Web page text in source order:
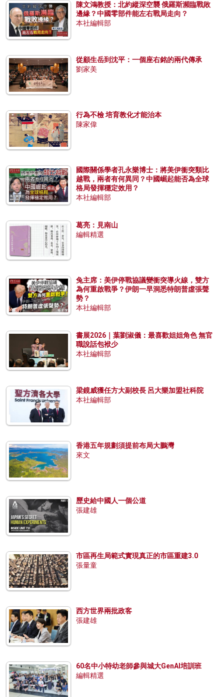
陳文鴻教授：北約縱深空襲 俄羅斯瀕臨戰敗
邊緣？中國零部件能左右戰局走向？
本社編輯部
從顧生岳到沈平：一個座右銘的兩代傳承
劉家美
行為不檢 培育教化才能治本
陳家偉
國際關係學者孔永樂博士：將美伊衝突類比
越戰，兩者有何異同？中國崛起能否為全球
格局發揮穩定效用？
本社編輯部
葛亮：見南山
編輯精選
兔主席：美伊停戰協議變衝突導火線，雙方
為何重啟戰爭？伊朗一早洞悉特朗普虛張聲
勢？
本社編輯部
書展2026｜葉劉淑儀：最喜歡姐姐角色 無官
職說話包袱少
本社編輯部
梁鏡威獲任方大副校長 呂大樂加盟社科院
本社編輯部
香港五年規劃須提前布局大鵬灣
來文
歷史給中國人一個公道
張建雄
市區再生局範式實現真正的市區重建3.0
張量童
西方世界兩批政客
張建雄
60名中小特幼老師參與城大GenAI培訓班
編輯精選